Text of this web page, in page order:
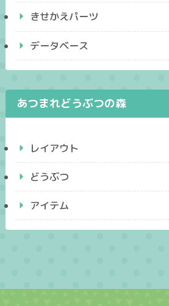
きせかえパーツ
データベース
あつまれどうぶつの森
レイアウト
どうぶつ
アイテム